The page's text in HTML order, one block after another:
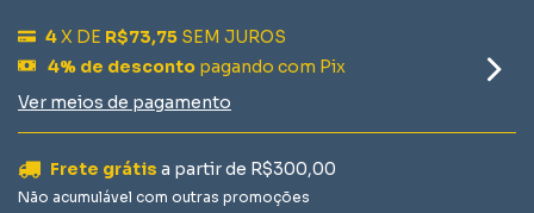
4X DE R$73,75 SEM JUROS
4% de desconto pagando com Pix
Ver meios de pagamento
Frete grátis a partir de R$300,00
Não acumulável com outras promoções